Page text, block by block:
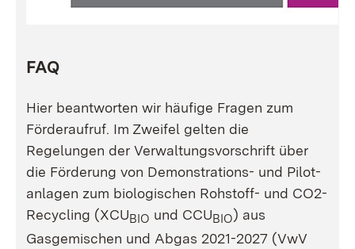
FAQ
Hier beantworten wir häufige Fragen zum
Förderaufruf. Im Zweifel gelten die
Regelungen der Verwaltungsvorschrift über
die Förderung von Demonstrations- und Pilot-
anlagen zum biologischen Rohstoff- und CO2-
Recycling (XCUBIO und CCUBIO) aus
Gasgemischen und Abgas 2021-2027 (VwV